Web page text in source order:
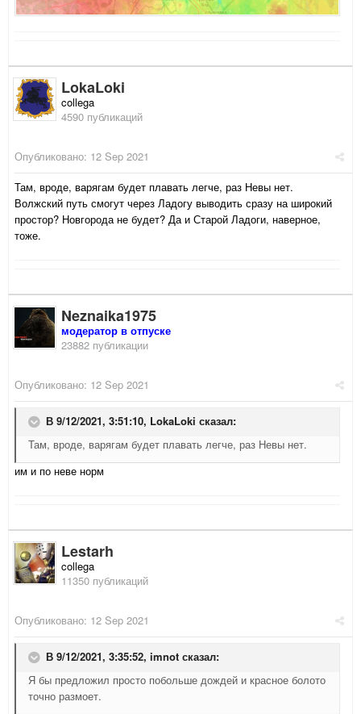
LokaLoki
collega
4590 публикаций
Опубликовано: 12 Sep 2021
Там, вроде, варягам будет плавать легче, раз Невы нет.
Волжский путь смогут через Ладогу выводить сразу на широкий
простор? Новгорода не будет? Да и Старой Ладоги, наверное,
тоже.
Neznaika1975
модератор в отпуске
23882 публикации
Опубликовано: 12 Sep 2021
В 9/12/2021, 3:51:10, LokaLoki сказал:
Там, вроде, варягам будет плавать легче, раз Невы нет.
им и по неве норм
Lestarh
collega
11350 публикаций
Опубликовано: 12 Sep 2021
В 9/12/2021, 3:35:52, imnot сказал:
Я бы предложил просто побольше дождей и красное болото
точно размоет.